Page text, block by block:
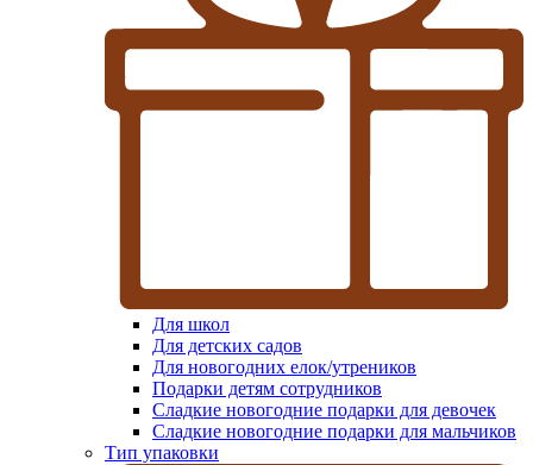
Для школ
Для детских садов
Для новогодних елок/утреников
Подарки детям сотрудников
Сладкие новогодние подарки для девочек
Сладкие новогодние подарки для мальчиков
Тип упаковки